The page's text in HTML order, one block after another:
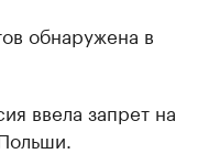
обнаружена в
ввела запрет на